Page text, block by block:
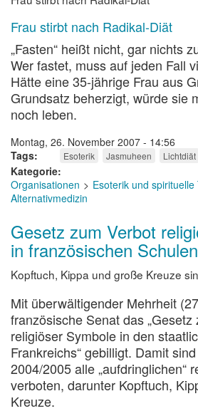
Frau stirbt nach Radikal-Diät
„Fasten“ heißt nicht, gar nichts
Wer fastet, muss auf jeden Fall
Hätte eine 35-jährige Frau aus
Grundsatz beherzigt, würde sie
noch leben.
Montag, 26. November 2007 - 14:56
Tags
Esoterik Jasmuheen Lichtdiät
Kategorie
Organisationen
Esoterik und
Alternativmedizin
Gesetz zum Verbot
in französischen Schulen
Kopftuch, Kippa und große Kreuze
Mit überwältigender Mehrheit
französische Senat das „Gesetz
religiöser Symbole in den
Frankreichs“ gebilligt. Damit
2004/2005 alle „aufdringlichen“
verboten, darunter Kopftuch,
Kreuze.